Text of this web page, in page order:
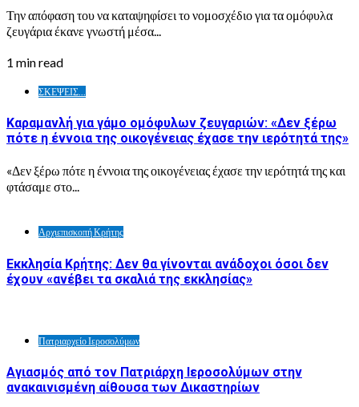
Την απόφαση του να καταψηφίσει το νομοσχέδιο για τα ομόφυλα
ζευγάρια έκανε γνωστή μέσα...
1 min read
ΣΚΕΨΕΙΣ...
Καραμανλή για γάμο ομόφυλων ζευγαριών: «Δεν ξέρω
πότε η έννοια της οικογένειας έχασε την ιερότητά της»
«Δεν ξέρω πότε η έννοια της οικογένειας έχασε την ιερότητά της και
φτάσαμε στο...
Αρχιεπισκοπή Κρήτης
Εκκλησία Κρήτης: Δεν θα γίνονται ανάδοχοι όσοι δεν
έχουν «ανέβει τα σκαλιά της εκκλησίας»
Πατριαρχείο Ιεροσολύμων
Αγιασμός από τον Πατριάρχη Ιεροσολύμων στην
ανακαινισμένη αίθουσα των Δικαστηρίων